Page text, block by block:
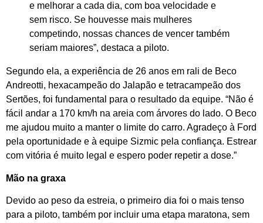
e melhorar a cada dia, com boa velocidade e
sem risco. Se houvesse mais mulheres
competindo, nossas chances de vencer também
seriam maiores”, destaca a piloto.
Segundo ela, a experiência de 26 anos em rali de Beco
Andreotti, hexacampeão do Jalapão e tetracampeão dos
Sertões, foi fundamental para o resultado da equipe. “Não é
fácil andar a 170 km/h na areia com árvores do lado. O Beco
me ajudou muito a manter o limite do carro. Agradeço à Ford
pela oportunidade e à equipe Sizmic pela confiança. Estrear
com vitória é muito legal e espero poder repetir a dose.”
Mão na graxa
Devido ao peso da estreia, o primeiro dia foi o mais tenso
para a piloto, também por incluir uma etapa maratona, sem